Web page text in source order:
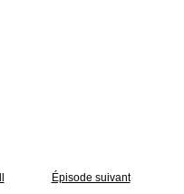
Épisode suivant